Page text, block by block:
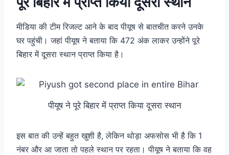
मीडिया की टीम रिजल्ट आने के बाद पीयूष से बातचीत करने उनके
घर पहुंची। जहां पीयूष ने बताया कि 472 अंक लाकर उन्होंने पूरे
बिहार में दूसरा स्थान प्राप्त किया है।
पीयूष ने पूरे बिहार में प्राप्त किया दूसरा स्थान
इस बात की उन्हें बहुत खुशी है, लेकिन थोड़ा अफसोस भी है कि 1
नंबर और आ जाता तो पहले स्थान पर रहता। पीयूष ने बताया कि वह